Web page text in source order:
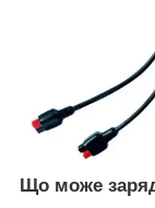
Що може